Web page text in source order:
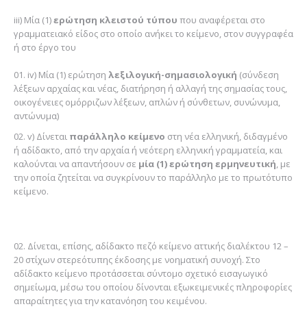
iii) Μία (1)ερώτηση κλειστού τύπου που αναφέρεται στο
γραμματειακό είδος στο οποίο ανήκει το κείμενο, στον συγγραφέα
ή στο έργο του
iv) Μία (1) ερώτηση λεξιλογική-σημασιολογική (σύνδεση
λέξεων αρχαίας και νέας, διατήρηση ή αλλαγή της σημασίας τους,
οικογένειες ομόρριζων λέξεων, απλών ή σύνθετων, συνώνυμα,
αντώνυμα)
v) Δίνεται παράλληλο κείμενο στη νέα ελληνική, διδαγμένο
ή αδίδακτο, από την αρχαία ή νεότερη ελληνική γραμματεία, και
καλούνται να απαντήσουν σε μία (1) ερώτηση ερμηνευτική, με
την οποία ζητείται να συγκρίνουν το παράλληλο με το πρωτότυπο
κείμενο.
Δίνεται, επίσης, αδίδακτο πεζό κείμενο αττικής διαλέκτου 12 –
20 στίχων στερεότυπης έκδοσης με νοηματική συνοχή. Στο
αδίδακτο κείμενο προτάσσεται σύντομο σχετικό εισαγωγικό
σημείωμα, μέσω του οποίου δίνονται εξωκειμενικές πληροφορίες
απαραίτητες για την κατανόηση του κειμένου.